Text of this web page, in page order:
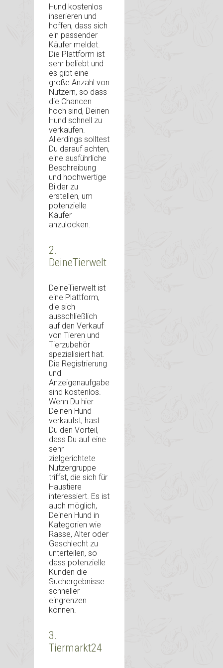
Hund kostenlos
inserieren und
hoffen, dass sich
ein passender
Käufer meldet.
Die Plattform ist
sehr beliebt und
es gibt eine
große Anzahl von
Nutzern, so dass
die Chancen
hoch sind, Deinen
Hund schnell zu
verkaufen.
Allerdings solltest
Du darauf achten,
eine ausführliche
Beschreibung
und hochwertige
Bilder zu
erstellen, um
potenzielle
Käufer
anzulocken.
2.
DeineTierwelt
DeineTierwelt ist
eine Plattform,
die sich
ausschließlich
auf den Verkauf
von Tieren und
Tierzubehör
spezialisiert hat.
Die Registrierung
und
Anzeigenaufgabe
sind kostenlos.
Wenn Du hier
Deinen Hund
verkaufst, hast
Du den Vorteil,
dass Du auf eine
sehr
zielgerichtete
Nutzergruppe
triffst, die sich für
Haustiere
interessiert. Es ist
auch möglich,
Deinen Hund in
Kategorien wie
Rasse, Alter oder
Geschlecht zu
unterteilen, so
dass potenzielle
Kunden die
Suchergebnisse
schneller
eingrenzen
können.
3.
Tiermarkt24